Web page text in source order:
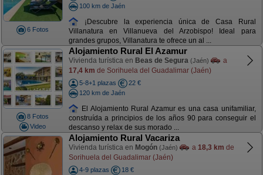
6 Fotos
100 km de Jaén
¡Descubre la experiencia única de Casa Rural
Villanatura en Villanueva del Arzobispo! Ideal para
grandes grupos, Villanatura te ofrece un al ...
8 Fotos
Video
Alojamiento Rural El Azamur
Vivienda turística en Beas de Segura (Jaén)
a
17,4 km de Sorihuela del Guadalimar (Jaén)
5-8+1 plazas
22 €
120 km de Jaén
El Alojamiento Rural Azamur es una casa unifamiliar,
construída a principios de los años 90 para conseguir el
descanso y relax de sus morado ...
Alojamiento Rural Vacariza
Vivienda turística en Mogón (Jaén) a 18,3 km de
Sorihuela del Guadalimar (Jaén)
4-9 plazas
18 €